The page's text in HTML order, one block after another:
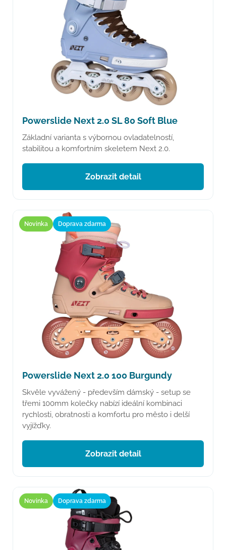
Powerslide Next 2.0 SL 80 Soft Blue
Základní varianta s výbornou ovladatelností,
stabilitou a komfortním skeletem Next 2.0.
Zobrazit detail
Novinka Doprava zdarma
Powerslide Next 2.0 100 Burgundy
Skvěle vyvážený - především dámský - setup se
třemi 100mm kolečky nabízí ideální kombinaci
rychlosti, obratnosti a komfortu pro město i delší
vyjížďky.
Zobrazit detail
Novinka Doprava zdarma